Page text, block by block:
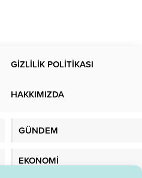
GİZLİLİK POLİTİKASI
HAKKIMIZDA
GÜNDEM
EKONOMİ